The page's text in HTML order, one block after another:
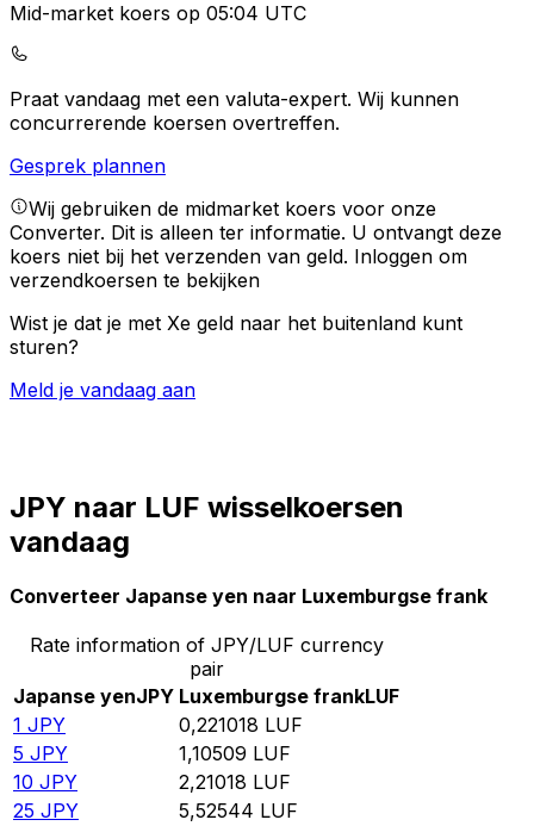
Mid-market koers op 05:04 UTC
Praat vandaag met een valuta-expert. Wij kunnen
concurrerende koersen overtreffen.
Gesprek plannen
Wij gebruiken de midmarket koers voor onze
Converter. Dit is alleen ter informatie. U ontvangt deze
koers niet bij het verzenden van geld. Inloggen om
verzendkoersen te bekijken
Wist je dat je met Xe geld naar het buitenland kunt
sturen?
Meld je vandaag aan
JPY naar LUF wisselkoersen
vandaag
Converteer Japanse yen naar Luxemburgse frank
Rate information of JPY/LUF currency
pair
Japanse yenJPY Luxemburgse frankLUF
1 JPY 0,221018 LUF
5 JPY 1,10509 LUF
10 JPY 2,21018 LUF
25 JPY 5,52544 LUF